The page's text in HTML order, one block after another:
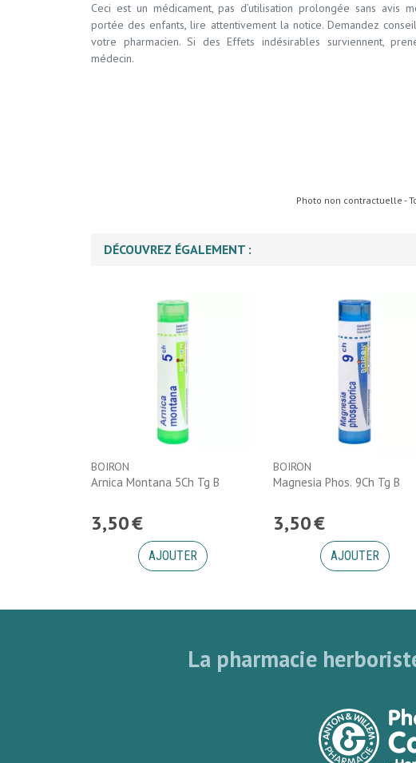
Ceci est un médicament, pas d’utilisation prolongée sans avis
portée des enfants, lire attentivement la notice. Demandez
votre pharmacien. Si des Effets indésirables surviennent,
médecin.
Photo non contractuelle -
DÉCOUVREZ ÉGALEMENT :
BOIRON
Arnica Montana 5Ch Tg B
3,50€
AJOUTER
BOIRON
Magnesia Phos. 9Ch Tg B
3,50€
AJOUTER
La pharmacie